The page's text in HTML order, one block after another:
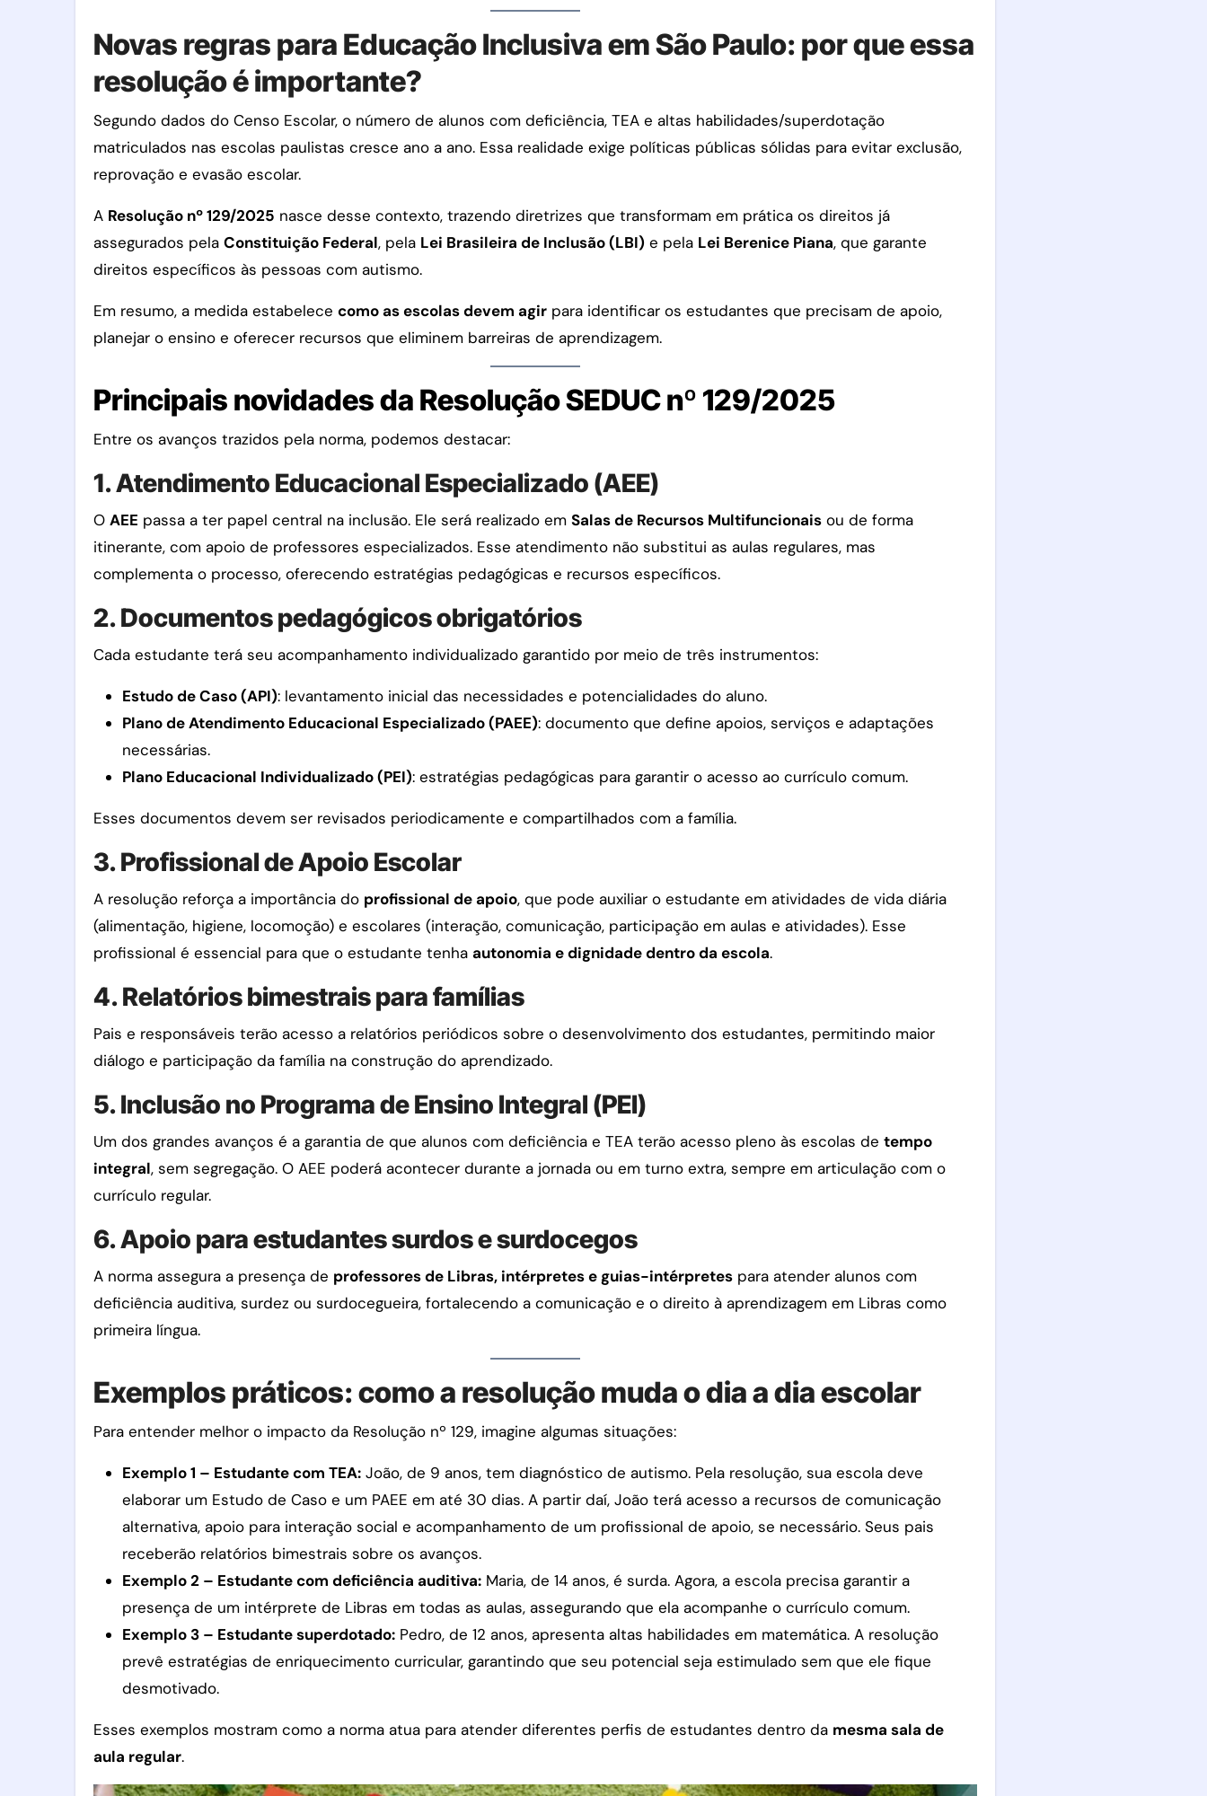
Novas regras para Educação Inclusiva em São Paulo: por que essa
resolução é importante?
Segundo dados do Censo Escolar, o número de alunos com deficiência, TEA e altas habilidades/superdotação
matriculados nas escolas paulistas cresce ano a ano. Essa realidade exige políticas públicas sólidas para evitar exclusão,
reprovação e evasão escolar.
A Resolução nº 129/2025 nasce desse contexto, trazendo diretrizes que transformam em prática os direitos já
assegurados pela Constituição Federal, pela Lei Brasileira de Inclusão (LBI) e pela Lei Berenice Piana, que garante
direitos específicos às pessoas com autismo.
Em resumo, a medida estabelece como as escolas devem agir para identificar os estudantes que precisam de apoio,
planejar o ensino e oferecer recursos que eliminem barreiras de aprendizagem.
Principais novidades da Resolução SEDUC nº 129/2025
Entre os avanços trazidos pela norma, podemos destacar:
1. Atendimento Educacional Especializado (AEE)
O AEE passa a ter papel central na inclusão. Ele será realizado em Salas de Recursos Multifuncionais ou de forma
itinerante, com apoio de professores especializados. Esse atendimento não substitui as aulas regulares, mas
complementa o processo, oferecendo estratégias pedagógicas e recursos específicos.
2. Documentos pedagógicos obrigatórios
Cada estudante terá seu acompanhamento individualizado garantido por meio de três instrumentos:
Estudo de Caso (API): levantamento inicial das necessidades e potencialidades do aluno.
Plano de Atendimento Educacional Especializado (PAEE): documento que define apoios, serviços e adaptações
necessárias.
Plano Educacional Individualizado (PEI): estratégias pedagógicas para garantir o acesso ao currículo comum.
Esses documentos devem ser revisados periodicamente e compartilhados com a família.
3. Profissional de Apoio Escolar
A resolução reforça a importância do profissional de apoio, que pode auxiliar o estudante em atividades de vida diária
(alimentação, higiene, locomoção) e escolares (interação, comunicação, participação em aulas e atividades). Esse
profissional é essencial para que o estudante tenha autonomia e dignidade dentro da escola.
4. Relatórios bimestrais para famílias
Pais e responsáveis terão acesso a relatórios periódicos sobre o desenvolvimento dos estudantes, permitindo maior
diálogo e participação da família na construção do aprendizado.
5. Inclusão no Programa de Ensino Integral (PEI)
Um dos grandes avanços é a garantia de que alunos com deficiência e TEA terão acesso pleno às escolas de tempo
integral, sem segregação. O AEE poderá acontecer durante a jornada ou em turno extra, sempre em articulação com o
currículo regular.
6. Apoio para estudantes surdos e surdocegos
A norma assegura a presença de professores de Libras, intérpretes e guias-intérpretes para atender alunos com
deficiência auditiva, surdez ou surdocegueira, fortalecendo a comunicação e o direito à aprendizagem em Libras como
primeira língua.
Exemplos práticos: como a resolução muda o dia a dia escolar
Para entender melhor o impacto da Resolução nº 129, imagine algumas situações:
Exemplo 1 – Estudante com TEA: João, de 9 anos, tem diagnóstico de autismo. Pela resolução, sua escola deve
elaborar um Estudo de Caso e um PAEE em até 30 dias. A partir daí, João terá acesso a recursos de comunicação
alternativa, apoio para interação social e acompanhamento de um profissional de apoio, se necessário. Seus pais
receberão relatórios bimestrais sobre os avanços.
Exemplo 2 – Estudante com deficiência auditiva: Maria, de 14 anos, é surda. Agora, a escola precisa garantir a
presença de um intérprete de Libras em todas as aulas, assegurando que ela acompanhe o currículo comum.
Exemplo 3 – Estudante superdotado: Pedro, de 12 anos, apresenta altas habilidades em matemática. A resolução
prevê estratégias de enriquecimento curricular, garantindo que seu potencial seja estimulado sem que ele fique
desmotivado.
Esses exemplos mostram como a norma atua para atender diferentes perfis de estudantes dentro da mesma sala de
aula regular.